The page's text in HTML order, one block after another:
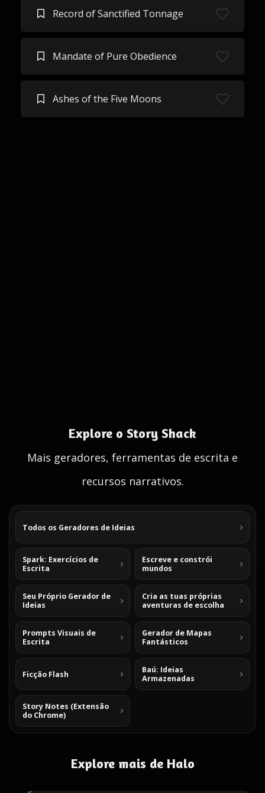
Record of Sanctified Tonnage
Mandate of Pure Obedience
Ashes of the Five Moons
Explore o Story Shack
Mais geradores, ferramentas de escrita e
recursos narrativos.
Todos os Geradores de Ideias
Spark: Exercícios de
Escrita
Escreve e constrói
mundos
Seu Próprio Gerador de
Ideias
Cria as tuas próprias
aventuras de escolha
Prompts Visuais de
Escrita
Gerador de Mapas
Fantásticos
Ficção Flash
Baú: Ideias
Armazenadas
Story Notes (Extensão
do Chrome)
Explore mais de Halo